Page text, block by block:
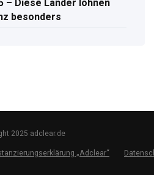
– Diese Länder lohnen
besonders
2025 adclear.de
„Adclear“